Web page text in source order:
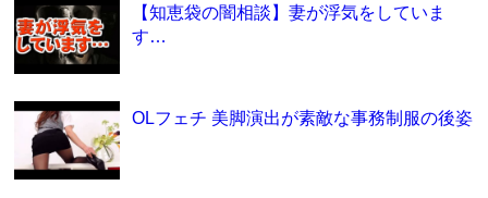
【知恵袋の闇相談】妻が浮気をしていま
す…
OLフェチ 美脚演出が素敵な事務制服の後姿